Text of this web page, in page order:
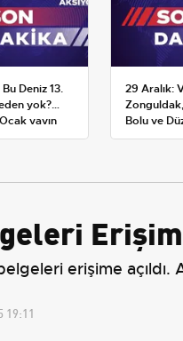
Deniz 13.
yok?
yayın
29 Aralık:
Bolu ve
okullar
erişime
19:11